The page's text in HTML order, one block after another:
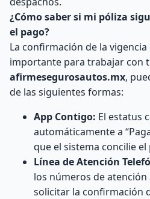
¿Cómo saber si mi póliza
el pago?
La confirmación de la vigencia
importante para trabajar con
afirmesegurosautos.mx,
de las siguientes formas:
App Contigo: El estatus
automáticamente a
que el sistema concilie el
Línea de Atención
los números de
solicitar la confirmación